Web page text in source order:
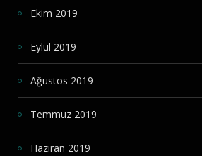
Ekim 2019
Eylül 2019
Ağustos 2019
Temmuz 2019
Haziran 2019